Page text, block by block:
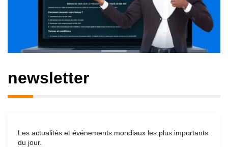
newsletter
Les actualités et événements mondiaux les plus importants
du jour.